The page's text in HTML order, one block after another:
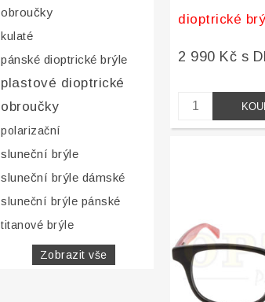
obroučky
kulaté
pánské dioptrické brýle
plastové dioptrické
obroučky
polarizační
sluneční brýle
sluneční brýle dámské
sluneční brýle pánské
titanové brýle
Zobrazit vše
dioptrické
2 990 Kč s